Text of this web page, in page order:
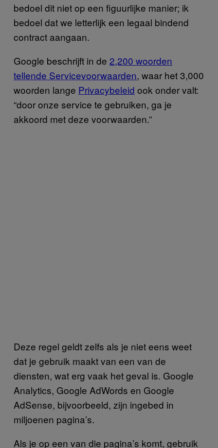
bedoel dit niet op een figuurlijke manier; ik
bedoel dat we letterlijk een legaal bindend
contract aangaan.
Google beschrijft in de 2,200 woorden
tellende Servicevoorwaarden, waar het 3,000
woorden lange Privacybeleid ook onder valt:
“door onze service te gebruiken, ga je
akkoord met deze voorwaarden.”
Deze regel geldt zelfs als je niet eens weet
dat je gebruik maakt van een van de
diensten, wat erg vaak het geval is. Google
Analytics, Google AdWords en Google
AdSense, bijvoorbeeld, zijn ingebed in
miljoenen pagina’s.
Als je op een van die pagina’s komt, gebruik